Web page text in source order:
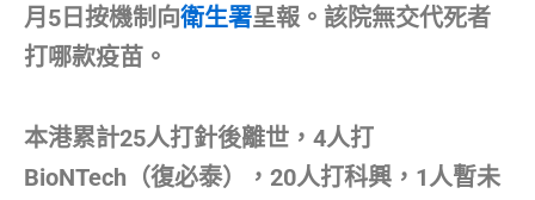
月5日按機制向衛生署呈報。該院無交代死者
打哪款疫苗。
本港累計25人打針後離世，4人打
BioNTech（復必泰），20人打科興，1人暫未